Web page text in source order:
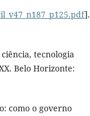
].
tecnologia
Belo Horizonte:
como o governo